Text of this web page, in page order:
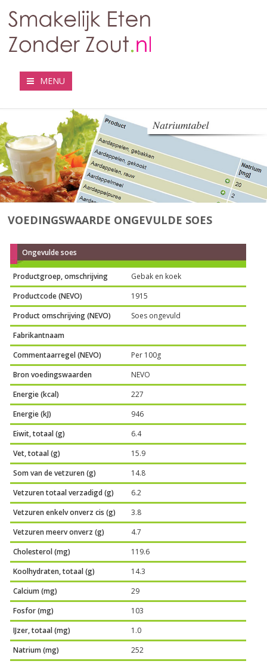
MENU
VOEDINGSWAARDE ONGEVULDE SOES
Ongevulde soes
Productgroep, omschrijving
Gebak en koek
Productcode (NEVO)
1915
Product omschrijving (NEVO)
Soes ongevuld
Fabrikantnaam
Commentaarregel (NEVO)
Per 100g
Bron voedingswaarden
NEVO
Energie (kcal)
227
Energie (kJ)
946
Eiwit, totaal (g)
6.4
Vet, totaal (g)
15.9
Som van de vetzuren (g)
14.8
Vetzuren totaal verzadigd (g)
6.2
Vetzuren enkelv onverz cis (g)
3.8
Vetzuren meerv onverz (g)
4.7
Cholesterol (mg)
119.6
Koolhydraten, totaal (g)
14.3
Calcium (mg)
29
Fosfor (mg)
103
IJzer, totaal (mg)
1.0
Natrium (mg)
252